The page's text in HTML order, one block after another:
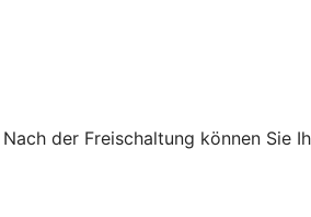
der Freischaltung können Sie